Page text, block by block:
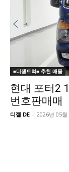
■디젤트럭■ 추천.매물
현대 포터2
번호판매매
디젤 DE - 2026년 05월